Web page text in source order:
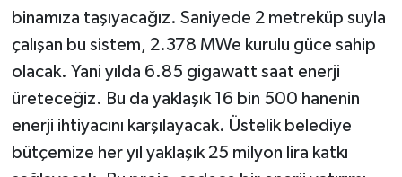
binamıza taşıyacağız. Saniyede 2 metreküp suyla
çalışan bu sistem, 2.378 MWe kurulu güce sahip
olacak. Yani yılda 6.85 gigawatt saat enerji
üreteceğiz. Bu da yaklaşık 16 bin 500 hanenin
enerji ihtiyacını karşılayacak. Üstelik belediye
bütçemize her yıl yaklaşık 25 milyon lira katkı